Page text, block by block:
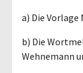
a) Die Vorlage
b) Die
Wehnemann